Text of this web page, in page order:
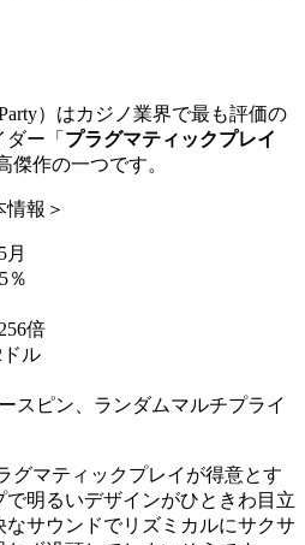
）はカジノ業界で最も評価の
ー「 プラグマティックプレイ
傑作の一つです。
情報＞
月
％
倍
ル
スピン、ランダムマルチプライ
グマティックプレイが得意とす
明るいデザインがひときわ目立
サウンドでリズミカルにサクサ